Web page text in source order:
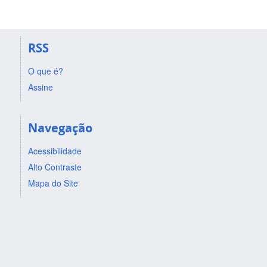
RSS
O que é?
Assine
Navegação
Acessibilidade
Alto Contraste
Mapa do Site